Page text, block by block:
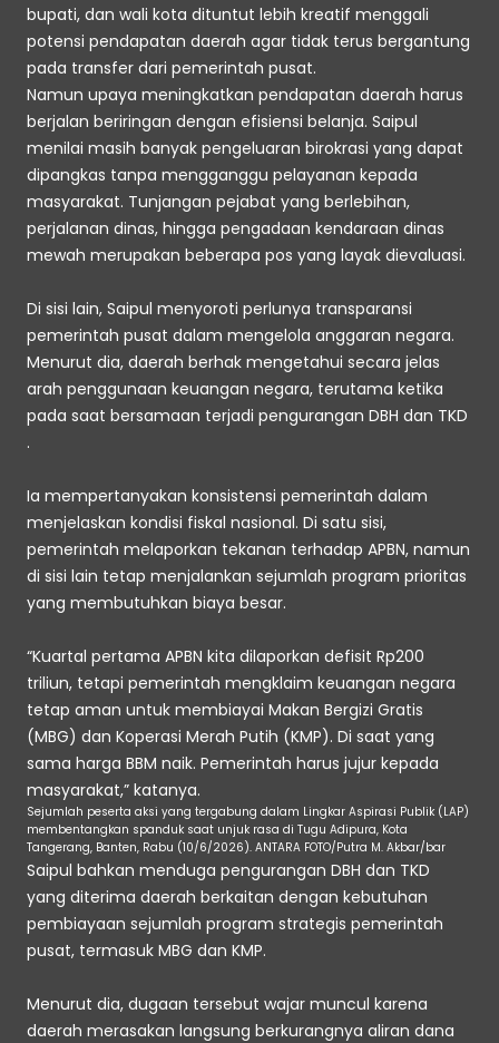
bupati, dan wali kota dituntut lebih kreatif menggali
potensi pendapatan daerah agar tidak terus bergantung
pada transfer dari pemerintah pusat.
Namun upaya meningkatkan pendapatan daerah harus
berjalan beriringan dengan efisiensi belanja. Saipul
menilai masih banyak pengeluaran birokrasi yang dapat
dipangkas tanpa mengganggu pelayanan kepada
masyarakat. Tunjangan pejabat yang berlebihan,
perjalanan dinas, hingga pengadaan kendaraan dinas
mewah merupakan beberapa pos yang layak dievaluasi.
Di sisi lain, Saipul menyoroti perlunya transparansi
pemerintah pusat dalam mengelola anggaran negara.
Menurut dia, daerah berhak mengetahui secara jelas
arah penggunaan keuangan negara, terutama ketika
pada saat bersamaan terjadi pengurangan DBH dan TKD
.
Ia mempertanyakan konsistensi pemerintah dalam
menjelaskan kondisi fiskal nasional. Di satu sisi,
pemerintah melaporkan tekanan terhadap APBN, namun
di sisi lain tetap menjalankan sejumlah program prioritas
yang membutuhkan biaya besar.
“Kuartal pertama APBN kita dilaporkan defisit Rp200
triliun, tetapi pemerintah mengklaim keuangan negara
tetap aman untuk membiayai Makan Bergizi Gratis
(MBG) dan Koperasi Merah Putih (KMP). Di saat yang
sama harga BBM naik. Pemerintah harus jujur kepada
masyarakat,” katanya.
Sejumlah peserta aksi yang tergabung dalam Lingkar Aspirasi Publik (LAP)
membentangkan spanduk saat unjuk rasa di Tugu Adipura, Kota
Tangerang, Banten, Rabu (10/6/2026). ANTARA FOTO/Putra M. Akbar/bar
Saipul bahkan menduga pengurangan DBH dan TKD
yang diterima daerah berkaitan dengan kebutuhan
pembiayaan sejumlah program strategis pemerintah
pusat, termasuk MBG dan KMP.
Menurut dia, dugaan tersebut wajar muncul karena
daerah merasakan langsung berkurangnya aliran dana